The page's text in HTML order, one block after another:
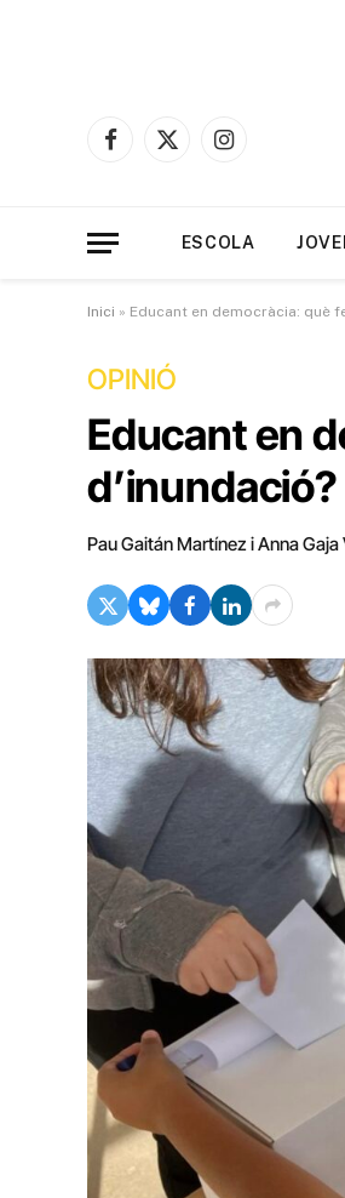
Facebook
X
Instagram
ESCOLA
Inici » Educant en democràcia: què
OPINIÓ
Educant en
d’inundació?
Pau Gaitán Martínez i Anna Gaja